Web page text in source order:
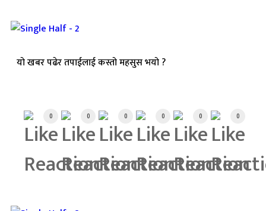
यो खबर पढेर तपाईलाई कस्तो महसुस भयो ?
0 0 0 0 0 0